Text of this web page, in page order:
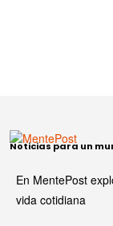
Noticias para un
En MentePost
vida cotidiana